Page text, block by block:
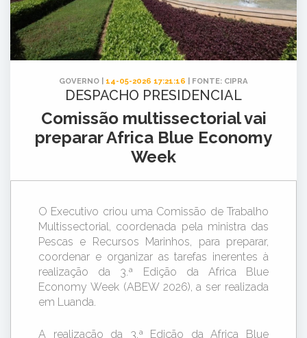
GOVERNO | 14-05-2026 17:21:16 | FONTE: CIPRA
DESPACHO PRESIDENCIAL
Comissão multissectorial vai
preparar Africa Blue Economy
Week
O Executivo criou uma Comissão de Trabalho
Multissectorial, coordenada pela ministra das
Pescas e Recursos Marinhos, para preparar,
coordenar e organizar as tarefas inerentes à
realização da 3.ª Edição da Africa Blue
Economy Week (ABEW 2026), a ser realizada
em Luanda.
A realização da 3.ª Edição da Africa Blue